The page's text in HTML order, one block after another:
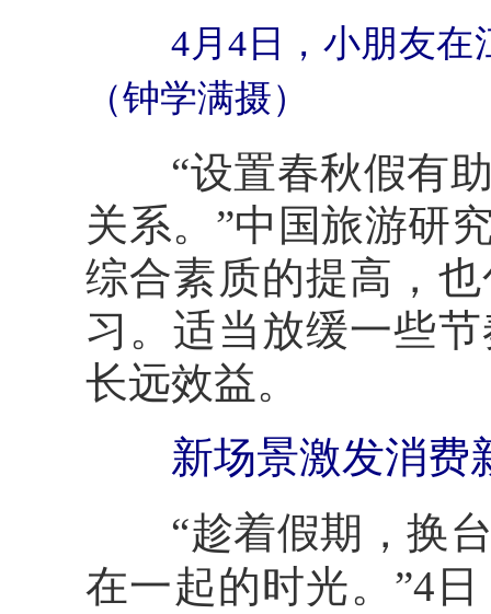
4月4日，小朋友
（钟学满摄）
“设置春秋假有
关系。”中国旅游研
综合素质的提高，
习。适当放缓一些
长远效益。
新场景激发消费
“趁着假期，换台
在一起的时光。”4